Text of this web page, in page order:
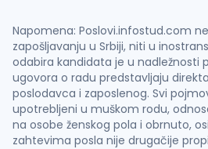
Napomena: Poslovi.infostud.com
zapošljavanju u Srbiji, niti u
odabira kandidata je u nadležnosti
ugovora o radu predstavljaju
poslodavca i zaposlenog. Svi
upotrebljeni u muškom rodu,
na osobe ženskog pola i obrnuto,
zahtevima posla nije drugačije